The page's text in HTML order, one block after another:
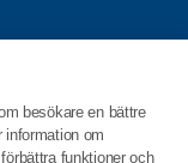
besökare en bättre
information om
funktioner och